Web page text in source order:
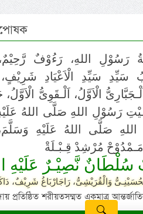
رَسُوْلِ اللهِ، رَءُوْفٌ
سَيِّدِ سَيِّدِ الْاَعْيَادِ
الْاَوَّلُ، اَلْـقَوِىُّ
رَسُوْلِ اللهِ صَلَّى اللهُ
صَلَّى اللهُ عَلَيْهِ وَسَلَّمَ،
مَـمْدُوْحْ مُرْشِدْ قِـبْـلَةْ
نَّصِيْـرٌ عَلَيْهِ
وَالْقُرَيْشِىُّ، رَاجَارْبَاغُ شَرِيْفٌ،
শরীয়তসম্মত একমাত্র